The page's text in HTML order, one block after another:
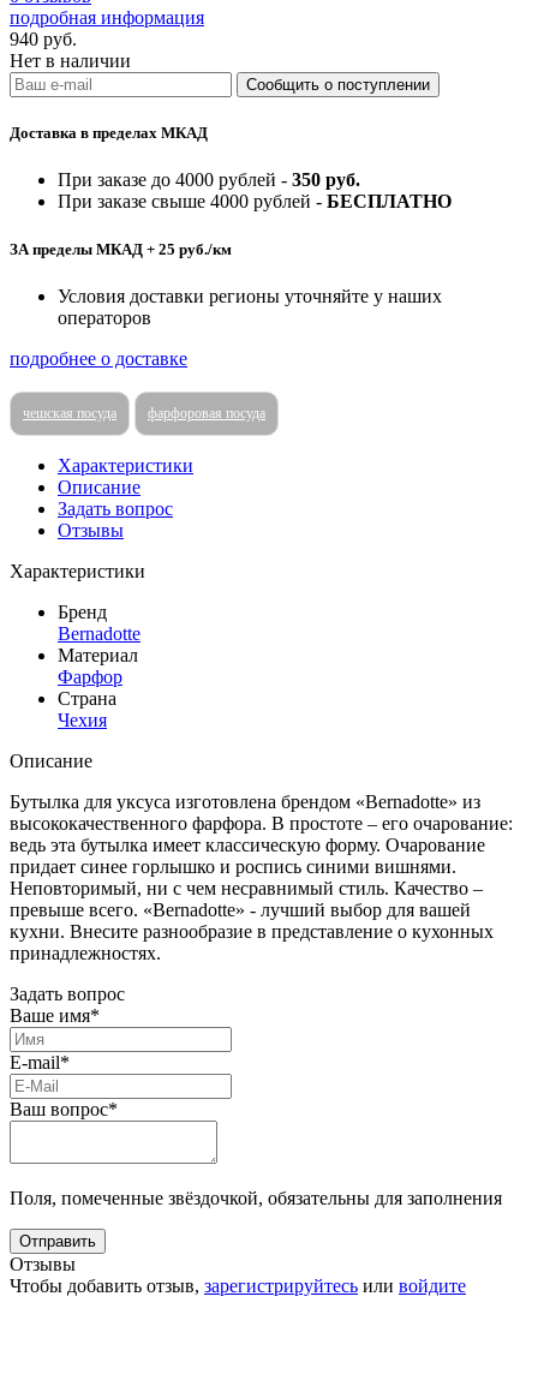
подробная информация
940 руб.
Нет в наличии
Доставка в пределах МКАД
При заказе до 4000 рублей - 350 руб.
При заказе свыше 4000 рублей - БЕСПЛАТНО
ЗА пределы МКАД + 25 руб./км
Условия доставки регионы уточняйте у наших
операторов
подробнее о доставке
чешская посуда фарфоровая посуда
Характеристики
Описание
Задать вопрос
Отзывы
Характеристики
Бренд
Bernadotte
Материал
Фарфор
Страна
Чехия
Описание
Бутылка для уксуса изготовлена брендом «Bernadotte» из
высококачественного фарфора. В простоте – его очарование:
ведь эта бутылка имеет классическую форму. Очарование
придает синее горлышко и роспись синими вишнями.
Неповторимый, ни с чем несравнимый стиль. Качество –
превыше всего. «Bernadotte» - лучший выбор для вашей
кухни. Внесите разнообразие в представление о кухонных
принадлежностях.
Задать вопрос
Ваше имя*
E-mail*
Ваш вопрос*
Поля, помеченные звёздочкой, обязательны для заполнения
Отзывы
Чтобы добавить отзыв, зарегистрируйтесь или войдите